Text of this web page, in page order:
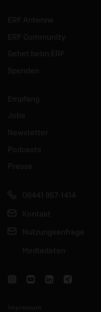
ERF Antenne
ERF Community
Gebet beim ERF
Spenden
Empfang
Jobs
Newsletter
Podcasts
Presse
06441 957-1414
Kontakt
Nutzungsanfrage
Mediadaten
Impressum